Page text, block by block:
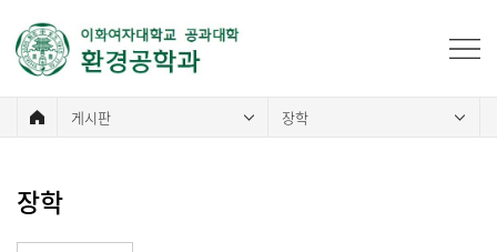
게시판 장학
장학